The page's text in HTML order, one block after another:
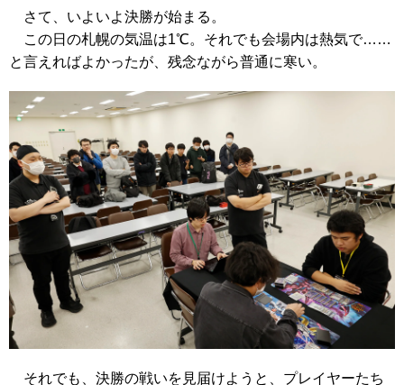
さて、いよいよ決勝が始まる。
この日の札幌の気温は1℃。それでも会場内は熱気で……
と言えればよかったが、残念ながら普通に寒い。
それでも、決勝の戦いを見届けようと、プレイヤーたち